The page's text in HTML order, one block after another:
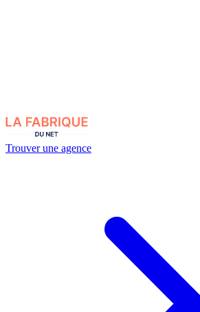
Trouver une agence